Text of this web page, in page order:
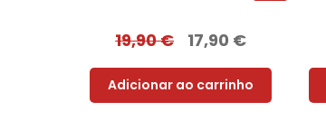
19,90€ 17,90 €
Adicionar ao carrinho